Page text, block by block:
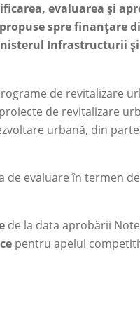
evaluarea și
spre finanțare
Infrastructurii și
de revitalizare
de revitalizare
urbană, din
de evaluare în termen
de la data aprobării
pentru apelul